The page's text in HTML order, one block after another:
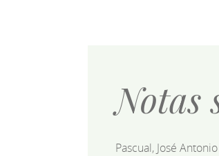
Notas
Pascual, José Antonio